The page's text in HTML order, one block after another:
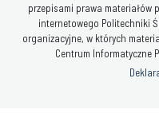
przepisami prawa materiałów
internetowego Politechniki
organizacyjne, w których
Centrum Informatyczne